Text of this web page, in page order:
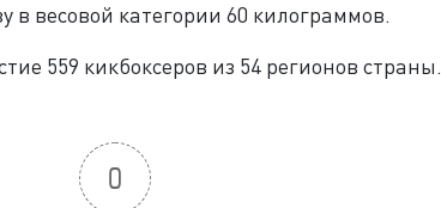
в весовой категории 60 килограммов.
559 кикбоксеров из 54 регионов страны.
0